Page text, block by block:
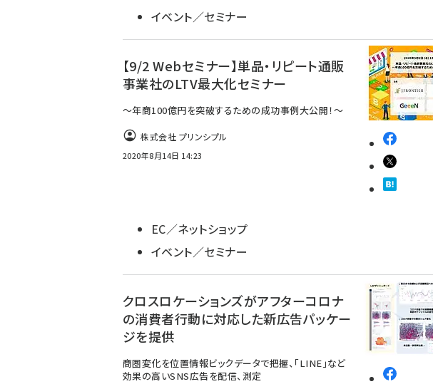
イベント／セミナー
【9/2 Webセミナー】単品・リピート通販
事業社のLTV最大化セミナー
～年商100億円を突破するための成功事例大公開！～
株式会社 プリンシプル
2020年8月14日 14:23
EC／ネットショップ
イベント／セミナー
クロスロケーションズがアフターコロナ
の消費者行動に対応した新広告パッケー
ジを提供
商圏変化を位置情報ビックデータで把握、「LINE」など
効果の高いSNS広告を配信、測定